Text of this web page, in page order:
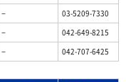
−
03-5209-7330
−
042-649-8215
− 042-707-6425